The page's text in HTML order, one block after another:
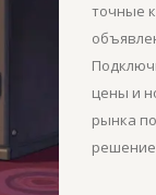
точные
цены и
рынка